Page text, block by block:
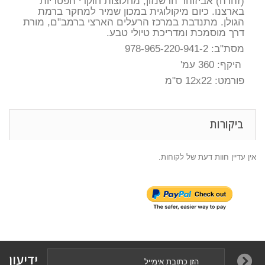
בארצנו. כיום מיקולוגית במכון שמיר למחקר ברמת
הגולן. מתנדבת במרכז הרעלים הארצי ברמב"ם, מורת
דרך מוסמכת ומדריכת טיולי טבע.
מסת"ב: 978-965-220-941 -2
היקף: 360 עמ'
פורמט:
12x22 ס"מ
ביקורות
אין עדיין חוות דעת של לקוחות.
ידיעון